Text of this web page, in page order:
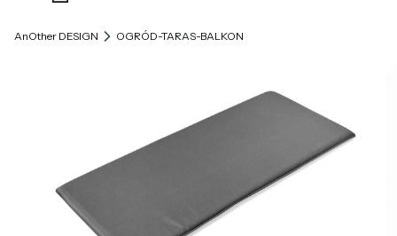
AnOther DESIGN OGRÓD-TARAS-BALKON